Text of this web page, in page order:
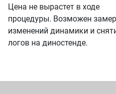
Цена не вырастет в ходе
процедуры. Возможен замер
изменений динамики и
логов на диностенде.